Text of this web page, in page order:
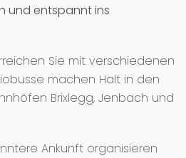
und entspannt ins
Sie mit verschiedenen
machen Halt in den
Brixlegg, Jenbach und
Ankunft organisieren